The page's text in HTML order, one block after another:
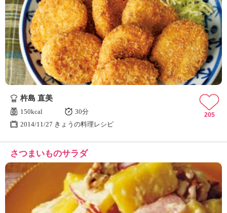
杵島 直美
150kcal
30分
2014/11/27 きょうの料理レシピ
205
さつまいものサラダ